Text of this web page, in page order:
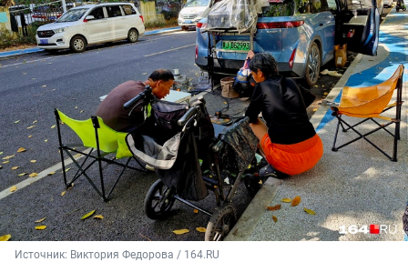
Источник: Виктория Федорова / 164.RU